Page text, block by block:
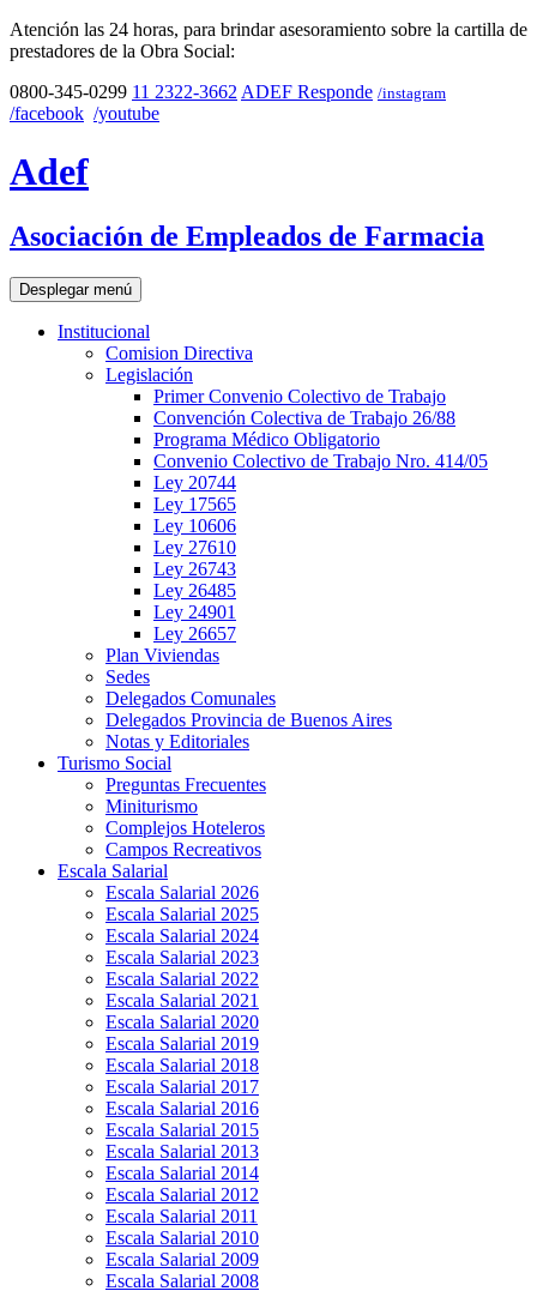
Atención las 24 horas, para brindar asesoramiento sobre la cartilla de
prestadores de la Obra Social:
0800-345-0299 11 2322-3662 ADEF Responde /instagram
/facebook /youtube
Adef
Asociación de Empleados de Farmacia
Desplegar menú
Institucional
Comision Directiva
Legislación
Primer Convenio Colectivo de Trabajo
Convención Colectiva de Trabajo 26/88
Programa Médico Obligatorio
Convenio Colectivo de Trabajo Nro. 414/05
Ley 20744
Ley 17565
Ley 10606
Ley 27610
Ley 26743
Ley 26485
Ley 24901
Ley 26657
Plan Viviendas
Sedes
Delegados Comunales
Delegados Provincia de Buenos Aires
Notas y Editoriales
Turismo Social
Preguntas Frecuentes
Miniturismo
Complejos Hoteleros
Campos Recreativos
Escala Salarial
Escala Salarial 2026
Escala Salarial 2025
Escala Salarial 2024
Escala Salarial 2023
Escala Salarial 2022
Escala Salarial 2021
Escala Salarial 2020
Escala Salarial 2019
Escala Salarial 2018
Escala Salarial 2017
Escala Salarial 2016
Escala Salarial 2015
Escala Salarial 2013
Escala Salarial 2014
Escala Salarial 2012
Escala Salarial 2011
Escala Salarial 2010
Escala Salarial 2009
Escala Salarial 2008